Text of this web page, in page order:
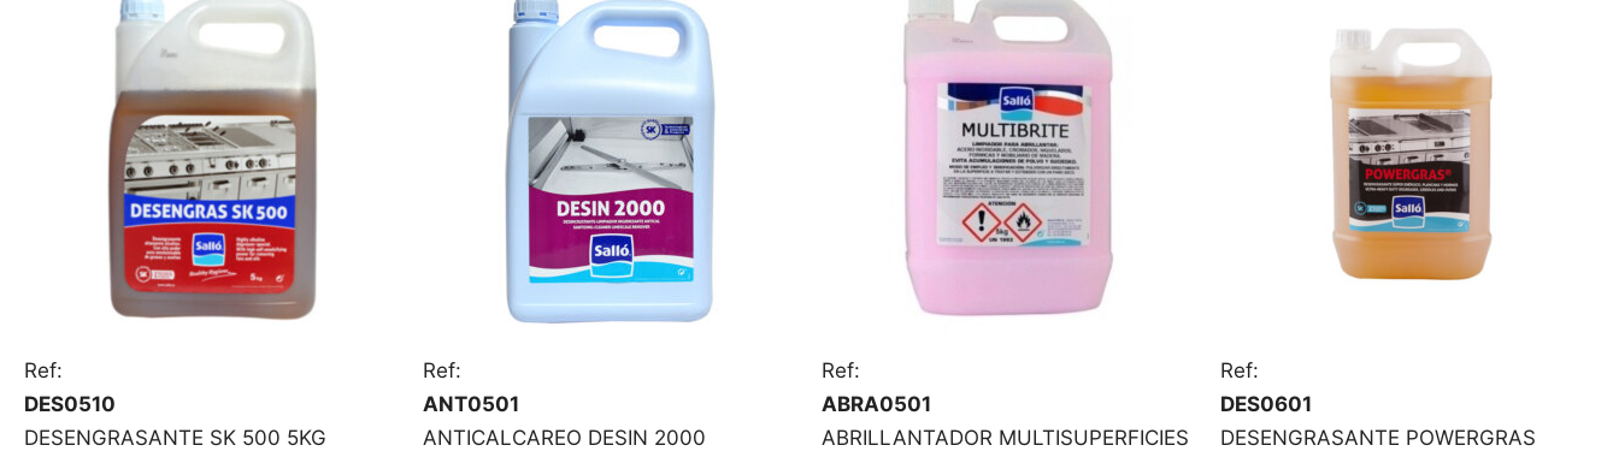
Ref:
DES0510
DESENGRASANTE SK 500 5KG
Ref:
ANT0501
ANTICALCAREO DESIN 2000
Ref:
ABRA0501
ABRILLANTADOR MULTISUPERFICIES
Ref:
DES0601
DESENGRASANTE POWERGRAS